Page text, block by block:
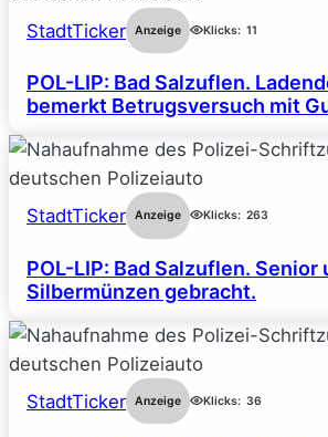
StadtTicker Anzeige Klicks: 11
POL-LIP: Bad Salzuflen.
bemerkt Betrugsversuch mit
StadtTicker Anzeige Klicks: 263
POL-LIP: Bad Salzuflen. Senior
Silbermünzen gebracht.
StadtTicker Anzeige Klicks: 36